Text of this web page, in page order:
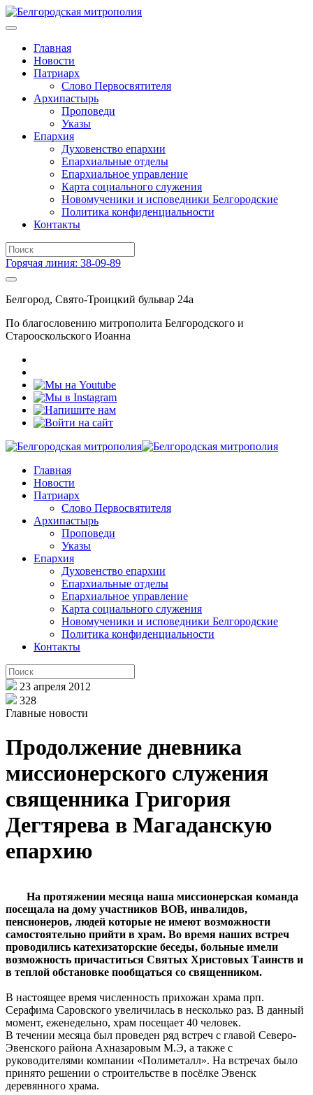
Главная
Новости
Патриарх
Слово Первосвятителя
Архипастырь
Проповеди
Указы
Епархия
Духовенство епархии
Епархиальные отделы
Епархиальное управление
Карта социального служения
Новомученики и исповедники Белгородские
Политика конфиденциальности
Контакты
Горячая линия: 38-09-89
Белгород, Свято-Троицкий бульвар 24а
По благословению митрополита Белгородского и
Старооскольского Иоанна
Главная
Новости
Патриарх
Слово Первосвятителя
Архипастырь
Проповеди
Указы
Епархия
Духовенство епархии
Епархиальные отделы
Епархиальное управление
Карта социального служения
Новомученики и исповедники Белгородские
Политика конфиденциальности
Контакты
23 апреля 2012
328
Главные новости
Продолжение дневника
миссионерского служения
священника Григория
Дегтярева в Магаданскую
епархию
На протяжении месяца наша миссионерская команда
посещала на дому участников ВОВ, инвалидов,
пенсионеров, людей которые не имеют возможности
самостоятельно прийти в храм. Во время наших встреч
проводились катехизаторские беседы, больные имели
возможность причаститься Святых Христовых Таинств и
в теплой обстановке пообщаться со священником.
В настоящее время численность прихожан храма прп.
Серафима Саровского увеличилась в несколько раз. В данный
момент, еженедельно, храм посещает 40 человек.
В течении месяца был проведен ряд встреч с главой Северо-
Эвенского района Ахназаровым М.Э, а также с
руководителями компании «Полиметалл». На встречах было
принято решении о строительстве в посёлке Эвенск
деревянного храма.